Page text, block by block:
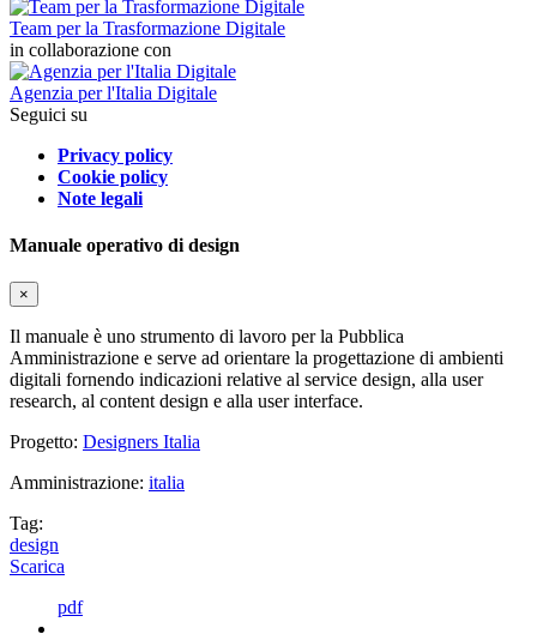
Team per la Trasformazione Digitale
in collaborazione con
Agenzia per l'Italia Digitale
Seguici su
Privacy policy
Cookie policy
Note legali
Manuale operativo di design
×
Il manuale è uno strumento di lavoro per la Pubblica
Amministrazione e serve ad orientare la progettazione di ambienti
digitali fornendo indicazioni relative al service design, alla user
research, al content design e alla user interface.
Progetto: Designers Italia
Amministrazione: italia
Tag:
design
Scarica
pdf